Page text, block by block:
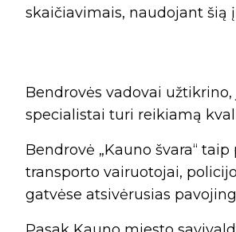
skaičiavimais, naudojant šią
Bendrovės vadovai
specialistai turi reikiamą
Bendrovė „Kauno švara“
transporto vairuotojai,
gatvėse atsivėrusias